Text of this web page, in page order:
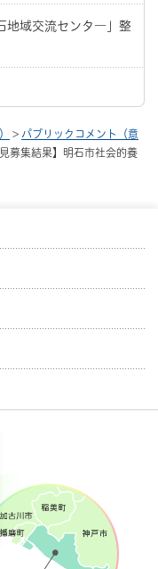
地域交流センタ―」整
> パブリックコメント（意
募集結果】明石市社会的養